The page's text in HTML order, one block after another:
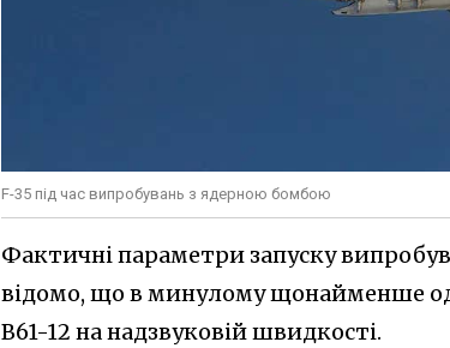
F-35 під час випробувань з ядерною бомбою
Фактичні параметри запуску
відомо, що в минулому щонайменше
В61-12 на надзвуковій швидкості.